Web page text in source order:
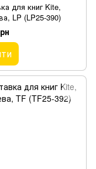
для книг Kite,
LP (LP25-390)